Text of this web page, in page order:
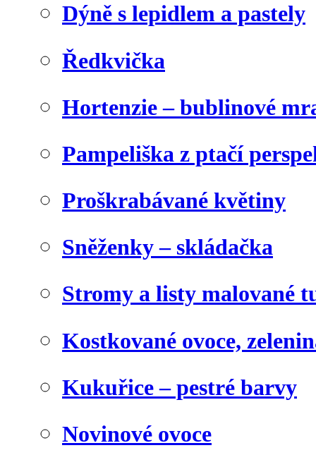
Dýně s lepidlem a pastely
Ředkvička
Hortenzie – bublinové
Pampeliška z ptačí
Proškrabávané květiny
Sněženky – skládačka
Stromy a listy malované
Kostkované ovoce,
Kukuřice – pestré barvy
Novinové ovoce